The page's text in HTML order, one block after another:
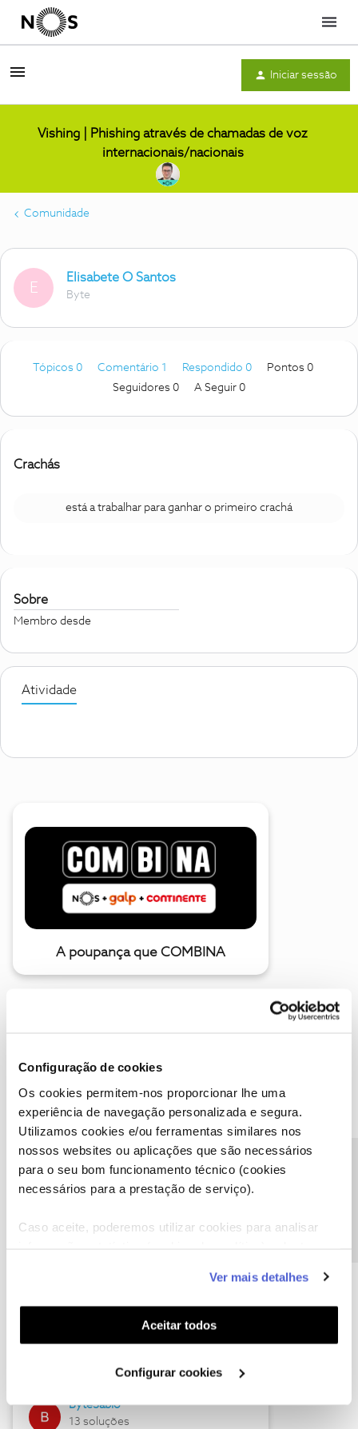
Configuração de cookies
Os cookies permitem-nos proporcionar lhe uma
experiência de navegação personalizada e segura.
Utilizamos cookies e/ou ferramentas similares nos
nossos websites ou aplicações que são necessários
para o seu bom funcionamento técnico (cookies
necessários para a prestação de serviço).
Caso aceite, poderemos utilizar cookies para analisar
funcionalidades (cookies de personalização e
funcionalidade) e adaptar anúncios aos seus interesses
(cookies de publicidade personalizada). Pode gerir a
utilização dos cookies clicando em "Configurar
Ver mais detalhes
Aceitar todos
Configurar cookies
Menu
Iniciar sessão
Vishing | Phishing através de chamadas de voz
internacionais/nacionais
Comunidade
E
Elisabete O Santos
Byte
Tópicos 0 Comentário 1 Respondido 0
Pontos 0
Seguidores 0 A Seguir 0
Crachás
está a trabalhar para ganhar o primeiro crachá
Sobre
Membro desde
Atividade
A poupança que COMBINA
Descubra as novidades de julho
Hall of Fame de julho
17 soluções
ByteSábio
13 soluções